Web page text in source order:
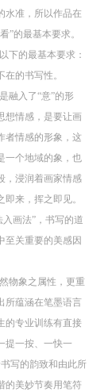
水准 ，所以作品在
”的最基本要求。
下的最基本要求 ：
在的书写性。
是融入了“意”的形
想情感 ， 是要让画
者情感的形象 ， 这
一个地域的象 ， 也
，浸润着画家情感
即来 ， 挥之即见。
入画法” ， 书写的道
至关重要的美感因
物象之属性 ， 更重
所蕴涵在笔墨语言
的专业训练有直接
提一按、 一快一
写的韵致和由此所
的美妙节奏用笔符